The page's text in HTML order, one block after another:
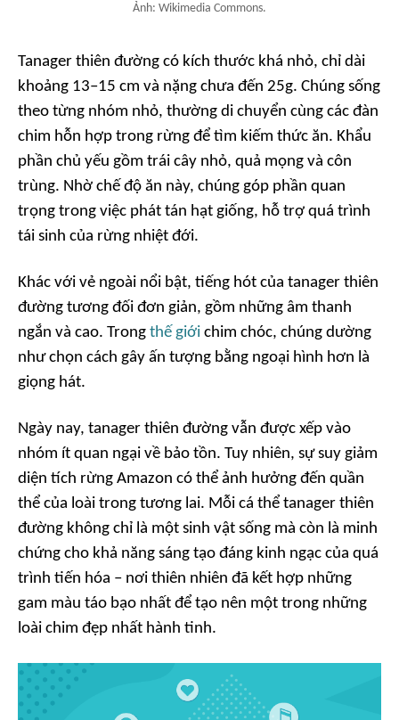
Ảnh: Wikimedia Commons.
Tanager thiên đường có kích thước khá nhỏ, chỉ dài
khoảng 13–15 cm và nặng chưa đến 25g. Chúng sống
theo từng nhóm nhỏ, thường di chuyển cùng các đàn
chim hỗn hợp trong rừng để tìm kiếm thức ăn. Khẩu
phần chủ yếu gồm trái cây nhỏ, quả mọng và côn
trùng. Nhờ chế độ ăn này, chúng góp phần quan
trọng trong việc phát tán hạt giống, hỗ trợ quá trình
tái sinh của rừng nhiệt đới.
Khác với vẻ ngoài nổi bật, tiếng hót của tanager thiên
đường tương đối đơn giản, gồm những âm thanh
ngắn và cao. Trong thế giới chim chóc, chúng dường
như chọn cách gây ấn tượng bằng ngoại hình hơn là
giọng hát.
Ngày nay, tanager thiên đường vẫn được xếp vào
nhóm ít quan ngại về bảo tồn. Tuy nhiên, sự suy giảm
diện tích rừng Amazon có thể ảnh hưởng đến quần
thể của loài trong tương lai. Mỗi cá thể tanager thiên
đường không chỉ là một sinh vật sống mà còn là minh
chứng cho khả năng sáng tạo đáng kinh ngạc của quá
trình tiến hóa – nơi thiên nhiên đã kết hợp những
gam màu táo bạo nhất để tạo nên một trong những
loài chim đẹp nhất hành tinh.